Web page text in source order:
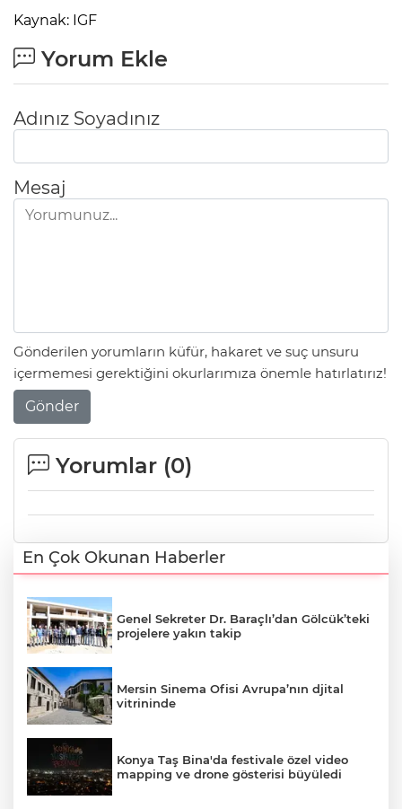
Kaynak: IGF
Yorum Ekle
Adınız Soyadınız
Mesaj
Gönderilen yorumların küfür, hakaret ve suç unsuru
içermemesi gerektiğini okurlarımıza önemle hatırlatırız!
Gönder
Yorumlar (0)
En Çok Okunan Haberler
Genel Sekreter Dr. Baraçlı’dan Gölcük’teki
projelere yakın takip
Mersin Sinema Ofisi Avrupa’nın djital
vitrininde
Konya Taş Bina'da festivale özel video
mapping ve drone gösterisi büyüledi